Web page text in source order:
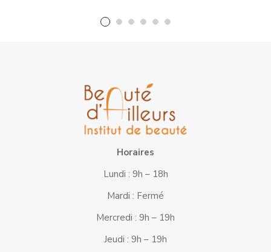
Horaires
Lundi : 9h – 18h
Mardi : Fermé
Mercredi : 9h – 19h
Jeudi : 9h – 19h